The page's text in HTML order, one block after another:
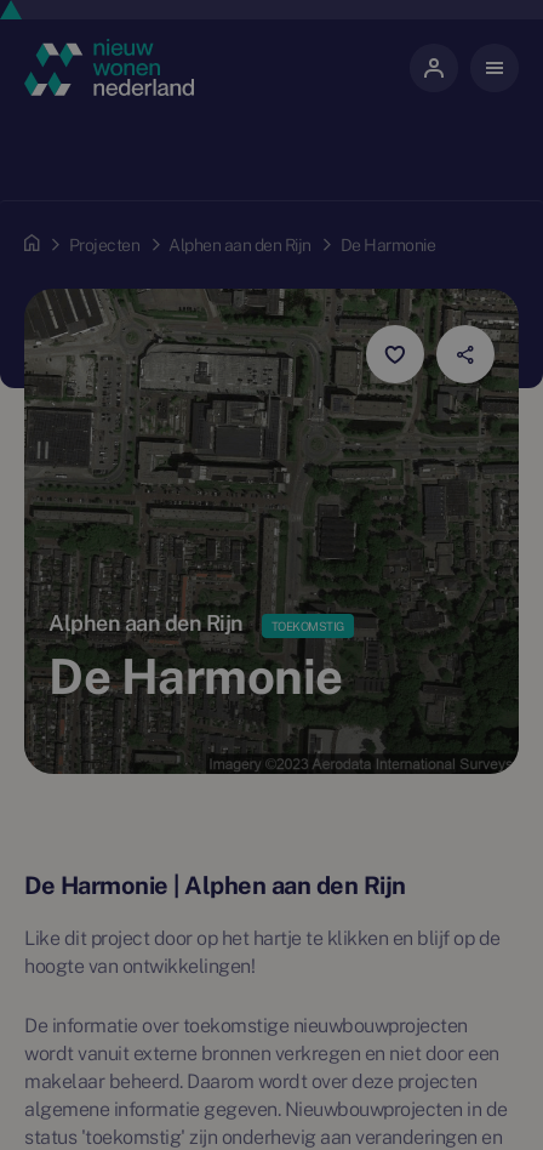
Projecten Alphen aan den Rijn De Harmonie
Alphen aan den Rijn TOEKOMSTIG
De Harmonie
De Harmonie | Alphen aan den Rijn
Like dit project door op het hartje te klikken en blijf op de
hoogte van ontwikkelingen!
De informatie over toekomstige nieuwbouwprojecten
wordt vanuit externe bronnen verkregen en niet door een
makelaar beheerd. Daarom wordt over deze projecten
algemene informatie gegeven. Nieuwbouwprojecten in de
status 'toekomstig' zijn onderhevig aan veranderingen en